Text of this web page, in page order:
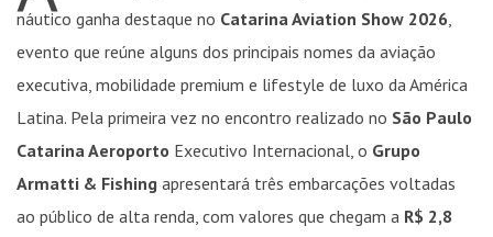
náutico ganha destaque no Catarina Aviation Show 2026,
evento que reúne alguns dos principais nomes da aviação
executiva, mobilidade premium e lifestyle de luxo da América
Latina. Pela primeira vez no encontro realizado no São Paulo
Catarina Aeroporto Executivo Internacional, o Grupo
Armatti & Fishing apresentará três embarcações voltadas
ao público de alta renda, com valores que chegam a R$ 2,8